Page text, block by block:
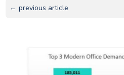
← previous article